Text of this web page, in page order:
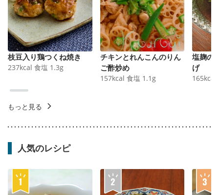
枝豆入り鶏つくね焼き
237kcal 食塩 1.3g
チキンとれんこんのりん
ご酢炒め
157kcal 食塩 1.1 g
塩麹の
げ
165kcal
もっと見る
人気のレシピ